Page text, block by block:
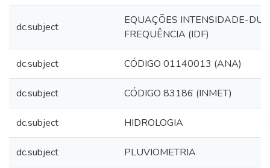
dc.subject
EQUAÇÕES INTENSIDADE-
FREQUÊNCIA (IDF)
dc.subject CÓDIGO 01140013 (ANA)
dc.subject CÓDIGO 83186 (INMET)
dc.subject HIDROLOGIA
dc.subject PLUVIOMETRIA